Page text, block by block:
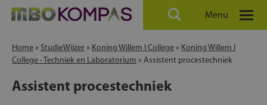
Menu
Home » StudieWijzer » Koning Willem I College » Koning Willem I
College - Techniek en Laboratorium » Assistent procestechniek
Assistent procestechniek